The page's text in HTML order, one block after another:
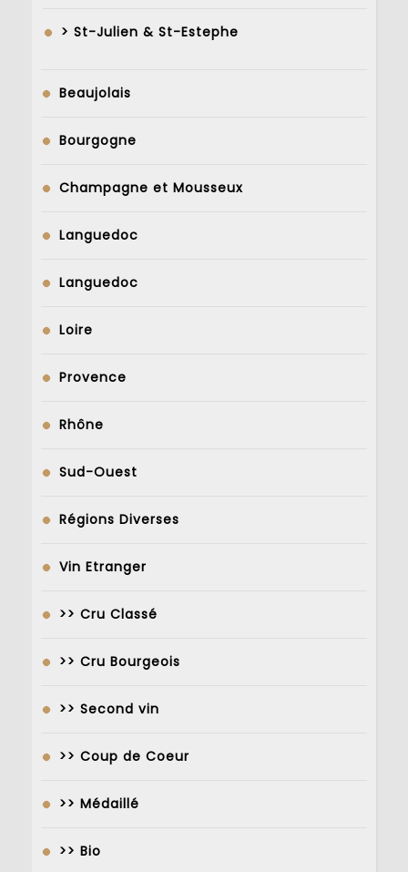
> St-Julien & St-Estephe
Beaujolais
Bourgogne
Champagne et Mousseux
Languedoc
Languedoc
Loire
Provence
Rhône
Sud-Ouest
Régions Diverses
Vin Etranger
>> Cru Classé
>> Cru Bourgeois
>> Second vin
>> Coup de Coeur
>> Médaillé
>> Bio